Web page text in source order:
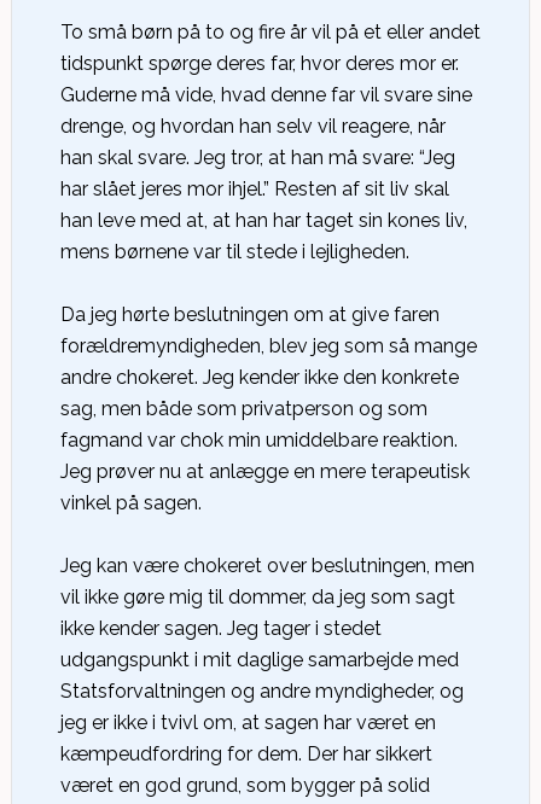
To små børn på to og fire år vil på et eller andet
tidspunkt spørge deres far, hvor deres mor er.
Guderne må vide, hvad denne far vil svare sine
drenge, og hvordan han selv vil reagere, når
han skal svare. Jeg tror, at han må svare: “Jeg
har slået jeres mor ihjel.” Resten af sit liv skal
han leve med at, at han har taget sin kones liv,
mens børnene var til stede i lejligheden.
Da jeg hørte beslutningen om at give faren
forældremyndigheden, blev jeg som så mange
andre chokeret. Jeg kender ikke den konkrete
sag, men både som privatperson og som
fagmand var chok min umiddelbare reaktion.
Jeg prøver nu at anlægge en mere terapeutisk
vinkel på sagen.
Jeg kan være chokeret over beslutningen, men
vil ikke gøre mig til dommer, da jeg som sagt
ikke kender sagen. Jeg tager i stedet
udgangspunkt i mit daglige samarbejde med
Statsforvaltningen og andre myndigheder, og
jeg er ikke i tvivl om, at sagen har været en
kæmpeudfordring for dem. Der har sikkert
været en god grund, som bygger på solid